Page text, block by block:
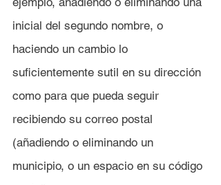
inicial del segundo nombre, o
haciendo un cambio lo
suficientemente sutil en su dirección
como para que pueda seguir
recibiendo su correo postal
(añadiendo o eliminando un
municipio, o un espacio en su código